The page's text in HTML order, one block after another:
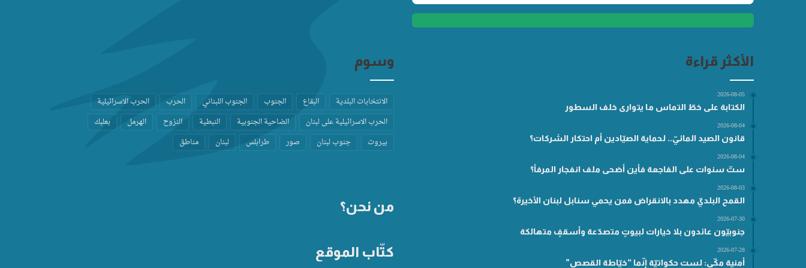
الأكثر قراءة
2026-08-05
الكتابة على خطّ التماس ما يتوارى خلف السطور
2026-08-04
قانون الصيد المائيّ.. لحماية الصيّادين أم احتكار الشركات؟
2026-08-04
ستّ سنوات على الفاجعة فأين أضحى ملف انفجار المرفأ؟
2026-08-03
القمح البلديّ مهدد بالانقراض فمن يحمي سنابل لبنان الأخيرة؟
2026-07-30
جنوبيّون عائدون بلا خيارات لبيوتٍ متصدّعة وأسقفٍ متهالكة
2026-07-28
أمنية مكّي: لست حكواتيّة إنّما “خيّاطة القصص”
وسوم
الانتخابات البلدية البقاع الجنوب الجنوب اللبناني الحرب
الحرب الاسرائيلية
الحرب الاسرائيلية على لبنان
الضاحية الجنوبية النبطية النزوح الهرمل
بعلبك
بيروت
جنوب لبنان صور طرابلس لبنان مناطق
من نحن؟
كتّاب الموقع